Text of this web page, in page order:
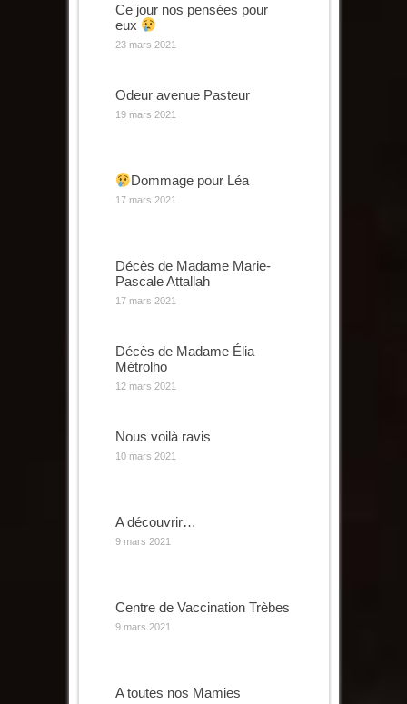
Ce jour nos pensées pour
eux
23 mars 2021
Odeur avenue Pasteur
19 mars 2021
Dommage pour Léa
17 mars 2021
Décès de Madame Marie-
Pascale Attallah
17 mars 2021
Décès de Madame Élia
Métrolho
12 mars 2021
Nous voilà ravis
10 mars 2021
A découvrir…
9 mars 2021
Centre de Vaccination Trèbes
9 mars 2021
A toutes nos Mamies